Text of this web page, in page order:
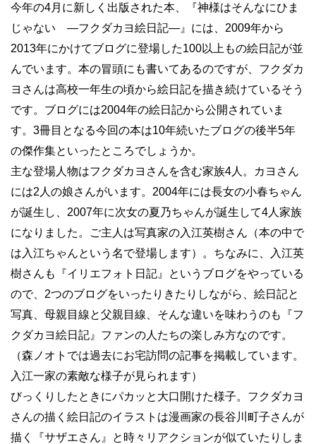
今年の4月に新しく出版された本、『神様はそんなにひま
じゃない ―フクダカヨ絵日記―』には、2009年から
2013年にかけてブログに登場した100以上もの絵日記が並
んでいます。本の冒頭にも書いてあるのですが、フクダカ
ヨさんは高校一年生の頃から絵日記を描き続けているそう
です。ブログには2004年の絵日記から公開されていま
す。3冊目となる今回の本は10年続いたブログの後半5年
の傑作集といったところでしょうか。
主な登場人物はフクダカヨさんを含む家族4人。カヨさん
には2人の娘さんがいます。2004年には長女の小春ちゃん
が誕生し、2007年に次女の夏乃ちゃんが誕生して4人家族
になりました。ご主人は写真家の入江英樹さん（本の中で
は入江ちゃんという名で登場します）。ちなみに、入江英
樹さんも『イリエフォト日記』というブログをやっている
ので、2つのブログをいったりきたりしながら、絵日記と
写真、母親目線と父親目線、そんな違いを味わうのも『フ
クダカヨ絵日記』ファンの人たちの楽しみ方なのです。
（森ノオトでは過去にお宅訪問の記事を掲載しています。
入江一家の素敵な様子が見られます）
びっくりしたときにパカッと大口開けた様子。フクダカヨ
さんの描く絵日記のイラストは漫画家の長谷川町子さんが
描く『サザエさん』と時々リアクションが似ていたりしま